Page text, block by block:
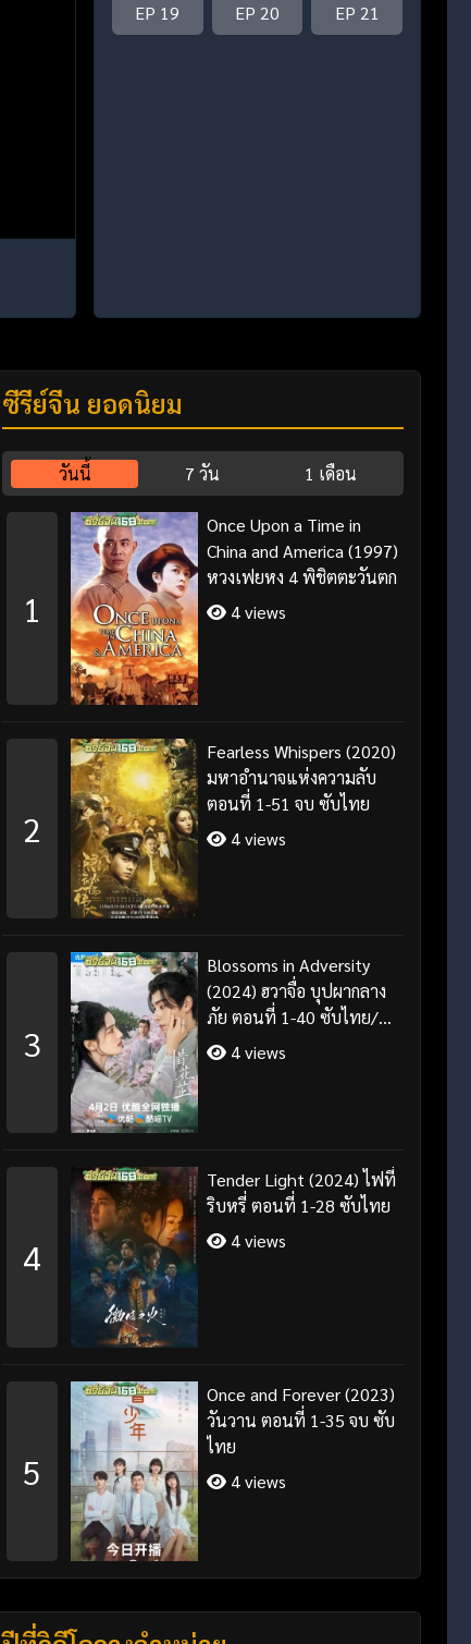
EP 19 EP 20 EP 21
ซีรี่ย์จีน ยอดนิยม
วันนี้ 7 วัน 1 เดือน
1
Once Upon a Time in
China and America (1997)
หวงเฟยหง 4 พิชิตตะวันตก
4 views
2
Fearless Whispers (2020)
มหาอำนาจแห่งความลับ
ตอนที่ 1-51 จบ ซับไทย
4 views
3
Blossoms in Adversity
(2024) ฮวาจื่อ บุปผากลาง
ภัย ตอนที่ 1-40 ซับไทย/
พากย์ไทย
4 views
4
Tender Light (2024) ไฟที่
ริบหรี่ ตอนที่ 1-28 ซับไทย
4 views
5
Once and Forever (2023)
วันวาน ตอนที่ 1-35 จบ ซับ
ไทย
4 views